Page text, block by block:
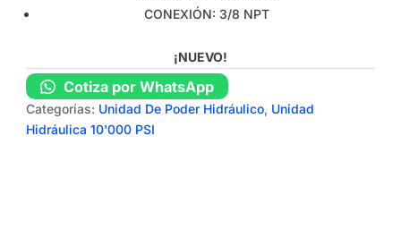
CONEXIÓN: 3/8 NPT
¡NUEVO!
Cotiza por WhatsApp
Categorías: Unidad De Poder Hidráulico, Unidad
Hidráulica 10'000 PSI